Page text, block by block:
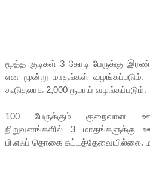
மூத்த குடிகள் 3 கோடி பேருக்கு
என மூன்று மாதங்கள் வழங்கப்படும்.
கூடுதலாக 2,000 ரூபாய் வழங்கப்படும்.
100 பேருக்கும் குறைவான
நிறுவனங்களில் 3 மாதங்களுக்கு
பி.எஃப் தொகை கட்டத்தேவையில்லை.